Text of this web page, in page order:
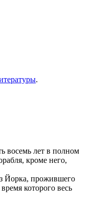
.
восемь лет в полном
кроме него,
Йорка, прожившего
которого весь